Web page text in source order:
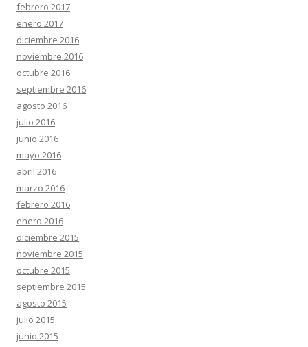
febrero 2017
enero 2017
diciembre 2016
noviembre 2016
octubre 2016
septiembre 2016
agosto 2016
julio 2016
junio 2016
mayo 2016
abril 2016
marzo 2016
febrero 2016
enero 2016
diciembre 2015
noviembre 2015
octubre 2015
septiembre 2015
agosto 2015
julio 2015
junio 2015